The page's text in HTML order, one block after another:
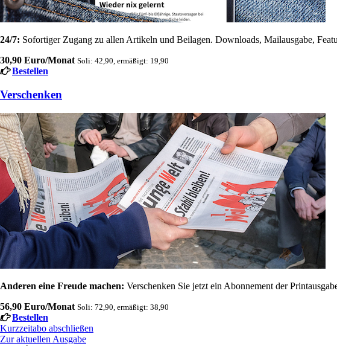
24/7: Sofortiger Zugang zu allen Artikeln und Beilagen. Downloads, Mailausgabe,
30,90 Euro/Monat Soli: 42,90, ermäßigt: 19,90
Bestellen
Verschenken
Anderen eine Freude machen: Verschenken Sie jetzt ein Abonnement der
56,90 Euro/Monat Soli: 72,90, ermäßigt: 38,90
Bestellen
Kurzzeitabo abschließen
Zur aktuellen Ausgabe